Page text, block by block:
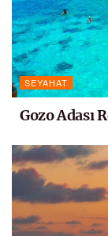
SEYAHAT
Gozo Adası